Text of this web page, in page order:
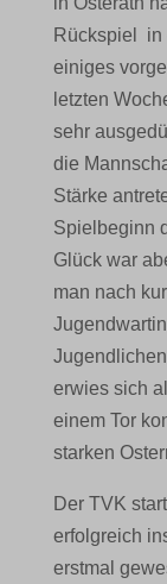
Rückspiel in
einiges
letzten
sehr
die
Stärke
Spielbeginn
Glück war
man nach
erwies sich
einem Tor
starken
Der TVK
erfolgreich
erstmal